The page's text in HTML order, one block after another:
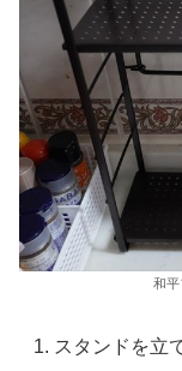
和平
スタンドを立